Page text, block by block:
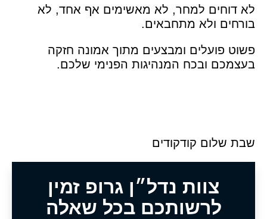
לא דוחים למחר, לא מאשימים אף אחד, לא
בורחים ולא מתחבאים.
פשוט פועלים ומבצעים מתוך אמונה חזקה
בעצמכם ובכח המנהיגות הפנימי שלכם.
שבת שלום קודקודים
צוות נדל״ן גרופ זמין
לרשותכם בכל שאלה